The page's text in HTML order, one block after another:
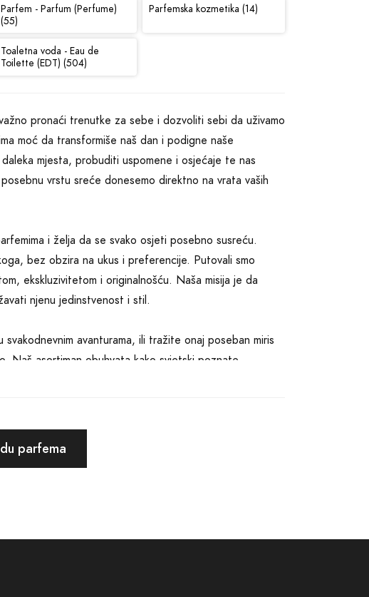
Parfem - Parfum (Perfume)
(55)
Parfemska kozmetika (14)
Toaletna voda - Eau de
Toilette (EDT) (504)
pronaći trenutke za sebe i dozvoliti sebi da uživamo
moć da transformiše naš dan i podigne naše
mjesta, probuditi uspomene i osjećaje te nas
vrstu sreće donesemo direktno na vrata vaših
i želja da se svako osjeti posebno susreću.
bez obzira na ukus i preferencije. Putovali smo
ekskluzivitetom i originalnošću. Naša misija je da
njenu jedinstvenost i stil.
avanturama, ili tražite onaj poseban miris
Naš asortiman obuhvata kako svjetski poznate
klikova, možete pregledati našu ponudu, otkriti
odgovara vašem stilu i osobnosti. Ne morate više trošiti
da svatko ima priliku osjetiti radost i
parfema